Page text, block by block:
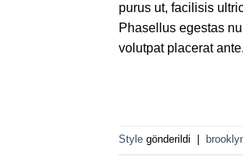
purus ut, facilisis
Phasellus egestas
volutpat placerat
Style gönderildi